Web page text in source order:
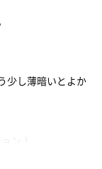
少し薄暗いとよか
ン！